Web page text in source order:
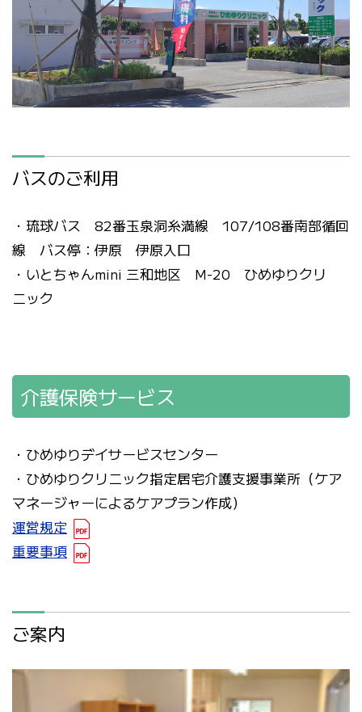
バスのご利用
・琉球バス 82番玉泉洞糸満線 107/108番南部循回
線 バス停：伊原 伊原入口
・いとちゃんmini 三和地区 M-20 ひめゆりクリ
ニック
介護保険サービス
・ひめゆりデイサービスセンター
・ひめゆりクリニック指定居宅介護支援事業所（ケア
マネージャーによるケアプラン作成）
運営規定
重要事項
ご案内